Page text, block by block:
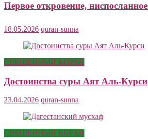
18.05.2026 quran-sunna
СВЯЩЕННЫЙ КОРАН
Достоинства суры Аят Аль-Курси
23.04.2026 quran-sunna
СВЯЩЕННЫЙ КОРАН